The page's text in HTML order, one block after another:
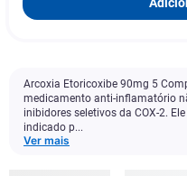
Arcoxia Etoricoxibe 90mg 5
medicamento anti-inflamatório
inibidores seletivos da COX-2.
indicado p...
Ver mais